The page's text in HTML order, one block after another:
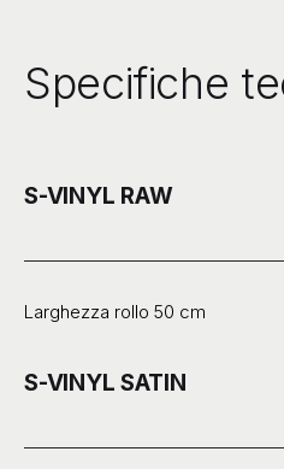
Specifiche
S-VINYL RAW
Larghezza rollo 50 cm
S-VINYL SATIN